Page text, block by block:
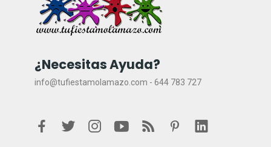
¿Necesitas Ayuda?
info@tufiestamolamazo.com - 644 783 727